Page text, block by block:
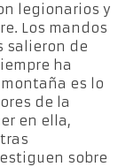
legionarios y
Los mandos
salieron de
ha
es lo
de la
en ella,
sobre